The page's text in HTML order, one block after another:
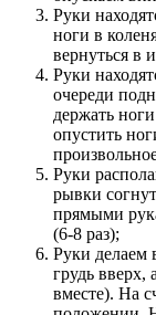
Руки
ноги в
вернуться в
Руки
очереди
держать
опустить
Руки
рывки
прямыми
(6-8 раз);
Руки делаем
грудь вверх,
вместе). На